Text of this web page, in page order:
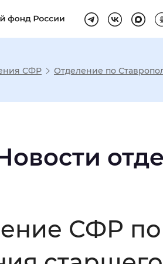
шрифта
между буквами:
СФР Отделение по
СФР